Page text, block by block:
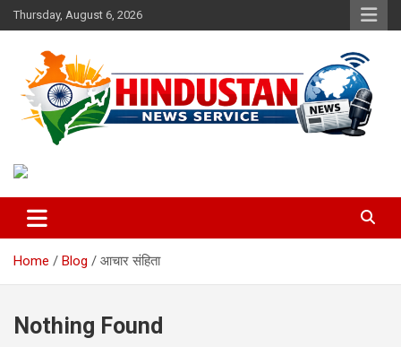
Skip
to
Thursday, August 6, 2026
Hindustan News Service
Home Blog आचार संहिता
Nothing Found